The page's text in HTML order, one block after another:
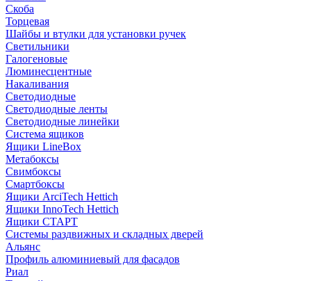
Скоба
Торцевая
Шайбы и втулки для установки ручек
Светильники
Галогеновые
Люминесцентные
Накаливания
Светодиодные
Светодиодные ленты
Светодиодные линейки
Система ящиков
Ящики LineBox
Метабоксы
Свимбоксы
Смартбоксы
Ящики ArciTech Hettich
Ящики InnoTech Hettich
Ящики СТАРТ
Системы раздвижных и складных дверей
Альянс
Профиль алюминиевый для фасадов
Риал